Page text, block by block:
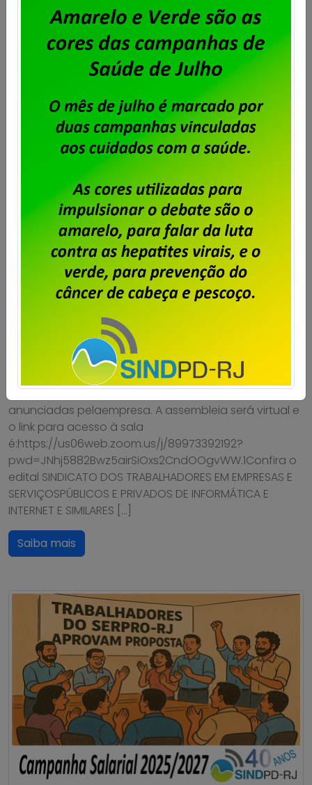
Serpro – assembleia para deliberar
greve por tempo indeterminado
Imprensaem
A diretoria do Sindpd-RJ realizará assembleia com os
trabalhadores e trabalhadoras doSerpro no dia 17 de
outubro, às 12 horas, para tratar das demissões
anunciadas pelaempresa. A assembleia será virtual e
o link para acesso à sala
é:https://us06web.zoom.us/j/89973392192?
pwd=JNhj5882Bwz5airSiOxs2CndOOgvWW.1Confira o
edital SINDICATO DOS TRABALHADORES EM EMPRESAS E
SERVIÇOSPÚBLICOS E PRIVADOS DE INFORMÁTICA E
INTERNET E SIMILARES […]
Saiba mais